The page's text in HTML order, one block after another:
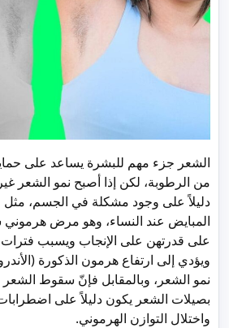
الشعر جزء مهم للبشرة يساعد على
من الرطوبة، لكن إذا أصبح نمو الشعر
دليلاً على وجود مشكلة في الجسم، مثل
المبايض عند النساء، وهو مرض هرموني
على قدرتهن على الإنجاب ويسبب
ويؤدي إلى ارتفاع هرمون الذكورة
نمو الشعر، وبالمقابل فإنّ سقوط
بصيلات الشعر يكون دليلاً على اضطرابات
واختلال التوازن الهرموني.